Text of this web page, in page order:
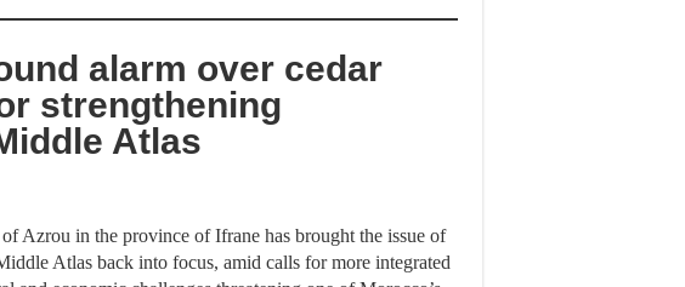
alarm over cedar
strengthening
Atlas
Azrou in the province of Ifrane has brought the issue of
Atlas back into focus, amid calls for more integrated